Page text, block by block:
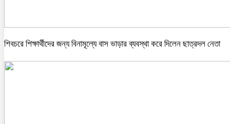
শিবচরে শিক্ষার্থীদের জন্য বিনামূল্যে বাস ভাড়ার ব্যবস্থা করে দিলেন ছাত্রদল নেতা